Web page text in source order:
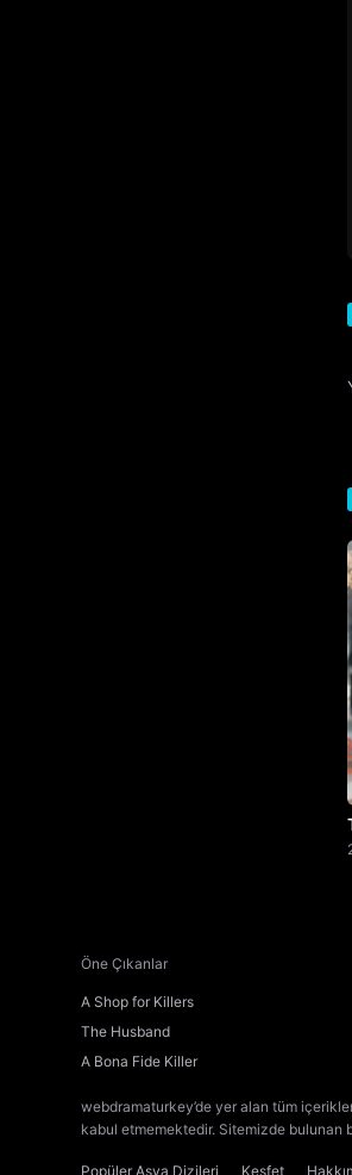
Öne Çıkanlar
A Shop for Killers
The Husband
A Bona Fide Killer
webdramaturkey’de yer alan tüm
kabul etmemektedir. Sitemizde bulunan
Popüler Asya Dizileri Keşfet